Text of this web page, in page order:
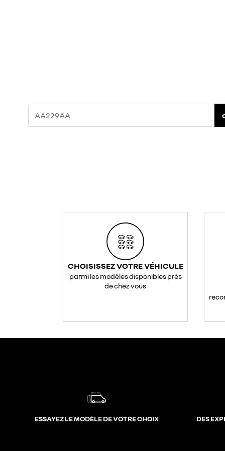
CHOISISSEZ VOTRE VÉHICULE
parmi les modèles disponibles près
de chez vous
ESSAYEZ LE MODÈLE DE VOTRE CHOIX DES